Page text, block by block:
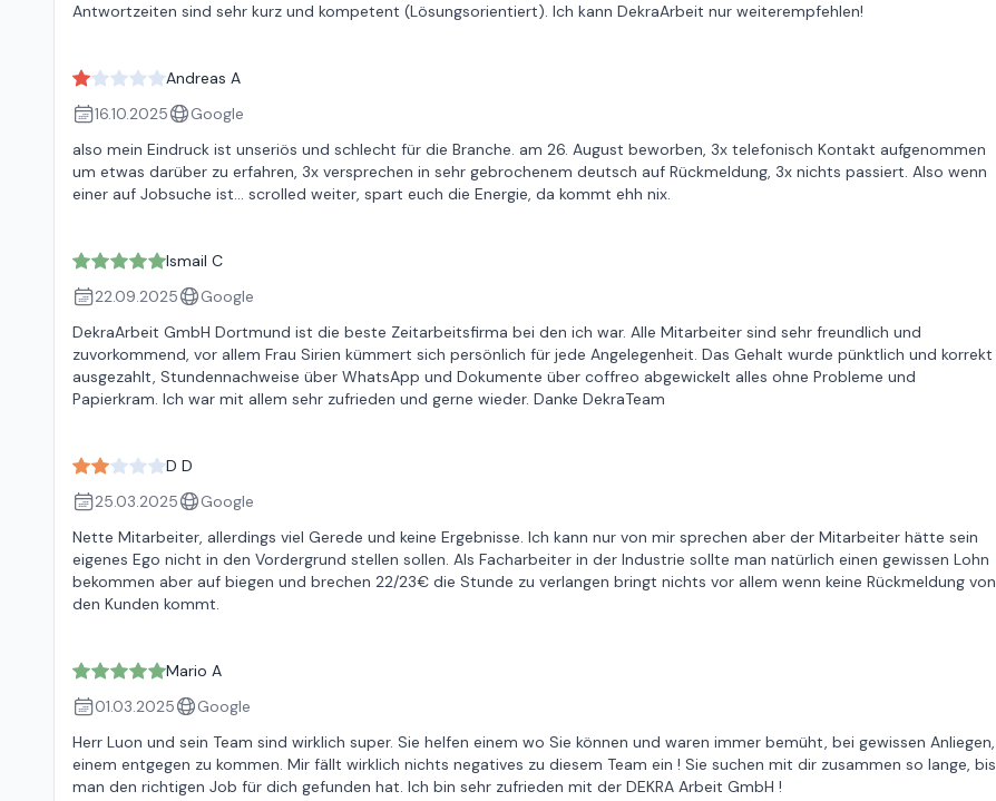
Antwortzeiten sind sehr kurz und kompetent (Lösungsorientiert). Ich kann DekraArbeit nur weiterempfehlen!
Andreas A
16.10.2025
Google
also mein Eindruck ist unseriös und schlecht für die Branche. am 26. August beworben, 3x telefonisch Kontakt aufgenommen
um etwas darüber zu erfahren, 3x versprechen in sehr gebrochenem deutsch auf Rückmeldung, 3x nichts passiert. Also wenn
einer auf Jobsuche ist... scrolled weiter, spart euch die Energie, da kommt ehh nix.
Ismail C
22.09.2025
Google
DekraArbeit GmbH Dortmund ist die beste Zeitarbeitsfirma bei den ich war. Alle Mitarbeiter sind sehr freundlich und
zuvorkommend, vor allem Frau Sirien kümmert sich persönlich für jede Angelegenheit. Das Gehalt wurde pünktlich und korrekt
ausgezahlt, Stundennachweise über WhatsApp und Dokumente über coffreo abgewickelt alles ohne Probleme und
Papierkram. Ich war mit allem sehr zufrieden und gerne wieder. Danke DekraTeam
D D
25.03.2025
Google
Nette Mitarbeiter, allerdings viel Gerede und keine Ergebnisse. Ich kann nur von mir sprechen aber der Mitarbeiter hätte sein
eigenes Ego nicht in den Vordergrund stellen sollen. Als Facharbeiter in der Industrie sollte man natürlich einen gewissen Lohn
bekommen aber auf biegen und brechen 22/23€ die Stunde zu verlangen bringt nichts vor allem wenn keine Rückmeldung von
den Kunden kommt.
Mario A
01.03.2025
Google
Herr Luon und sein Team sind wirklich super. Sie helfen einem wo Sie können und waren immer bemüht, bei gewissen Anliegen,
einem entgegen zu kommen. Mir fällt wirklich nichts negatives zu diesem Team ein ! Sie suchen mit dir zusammen so lange, bis
man den richtigen Job für dich gefunden hat. Ich bin sehr zufrieden mit der DEKRA Arbeit GmbH !